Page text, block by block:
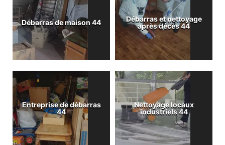
Débarras de maison 44
Débarras et nettoyage
après décès 44
Entreprise de débarras
44
Nettoyage locaux
industriels 44